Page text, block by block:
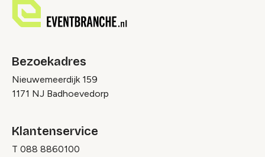
Bezoekadres
Nieuwemeerdijk 159
1171 NJ Badhoevedorp
Klantenservice
T 088 8860100